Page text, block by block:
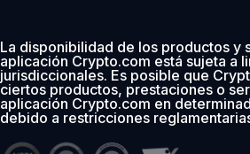
La disponibilidad de los productos y
aplicación Crypto.com está sujeta a
jurisdiccionales. Es posible que
ciertos productos, prestaciones o
aplicación Crypto.com en
debido a restricciones